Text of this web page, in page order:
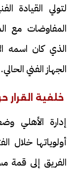
لتولي القيادة
المفاوضات مع
الذي كان اسمه
الجهاز الفني الحالي.
خلفية القرار
إدارة الأهلي
أولوياتها خلال
الفريق إلى قمة